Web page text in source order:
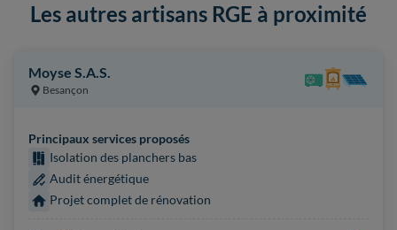
Les autres artisans RGE à proximité
Moyse S.A.S.
Besançon
Principaux services proposés
Isolation des planchers bas
Audit énergétique
Projet complet de rénovation